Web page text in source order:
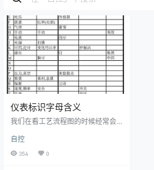
仪表标识字母含义
我们在看工艺流程图的时候经常会
一头雾水，不明白表示的是什么意
思。如果有一个标识对照表的话则
自控
354 0